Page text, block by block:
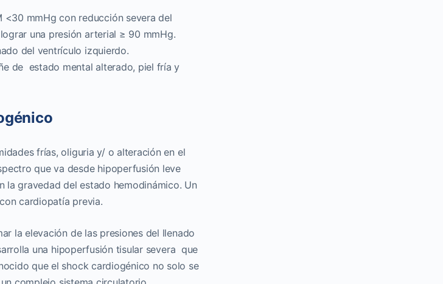
<30 mmHg con reducción severa del
una presión arterial ≥ 90 mmHg.
del ventrículo izquierdo.
de estado mental alterado, piel fría y
frías, oliguria y/ o alteración en el
que va desde hipoperfusión leve
gravedad del estado hemodinámico. Un
cardiopatía previa.
la elevación de las presiones del llenado
una hipoperfusión tisular severa que
que el shock cardiogénico no solo se